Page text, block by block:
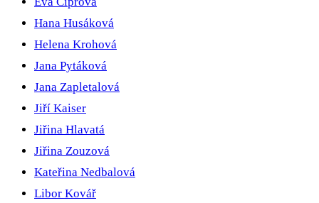
Hana Husáková
Helena Krohová
Jana Pytáková
Jana Zapletalová
Jiří Kaiser
Jiřina Hlavatá
Jiřina Zouzová
Kateřina Nedbalová
Libor Kovář